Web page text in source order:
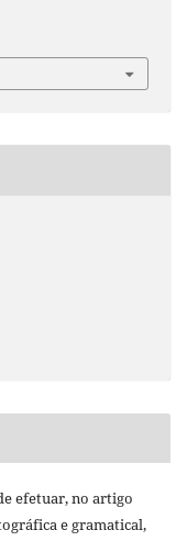
efetuar, no artigo
e gramatical,